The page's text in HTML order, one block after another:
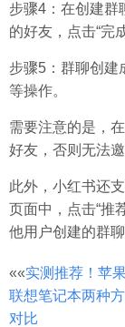
步骤4：在创建群
的好友，点击“完
步骤5：群聊创建
等操作。
需要注意的是，
好友，否则无法
此外，小红书还
页面中，点击“推
他用户创建的群聊
文
章
««实测推荐！苹
联想笔记本两种
对比